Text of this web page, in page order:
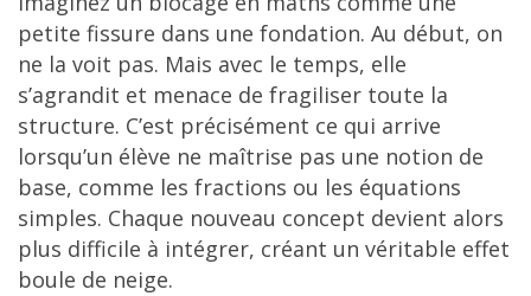
petite fissure dans une fondation. Au début, on
ne la voit pas. Mais avec le temps, elle
s’agrandit et menace de fragiliser toute la
structure. C’est précisément ce qui arrive
lorsqu’un élève ne maîtrise pas une notion de
base, comme les fractions ou les équations
simples. Chaque nouveau concept devient alors
plus difficile à intégrer, créant un véritable effet
boule de neige.